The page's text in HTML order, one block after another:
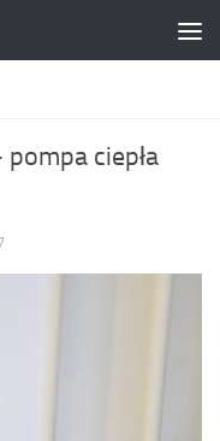
ciepła